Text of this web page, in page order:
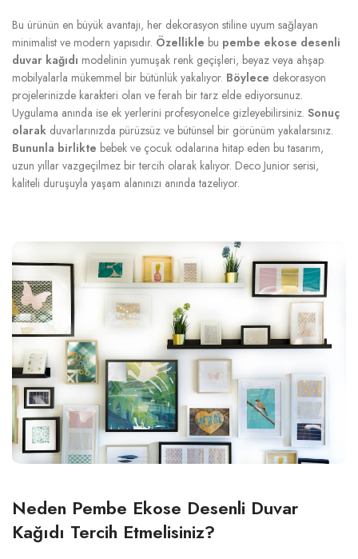
Bu ürünün en büyük avantajı, her dekorasyon stiline uyum sağlayan
minimalist ve modern yapısıdır. Özellikle bu pembe ekose desenli
duvar kağıdı modelinin yumuşak renk geçişleri, beyaz veya ahşap
mobilyalarla mükemmel bir bütünlük yakalıyor. Böylece dekorasyon
projelerinizde karakteri olan ve ferah bir tarz elde ediyorsunuz.
Uygulama anında ise ek yerlerini profesyonelce gizleyebilirsiniz. Sonuç
olarak duvarlarınızda pürüzsüz ve bütünsel bir görünüm yakalarsınız.
Bununla birlikte bebek ve çocuk odalarına hitap eden bu tasarım,
uzun yıllar vazgeçilmez bir tercih olarak kalıyor. Deco Junior serisi,
kaliteli duruşuyla yaşam alanınızı anında tazeliyor.
Neden Pembe Ekose Desenli Duvar
Kağıdı Tercih Etmelisiniz?